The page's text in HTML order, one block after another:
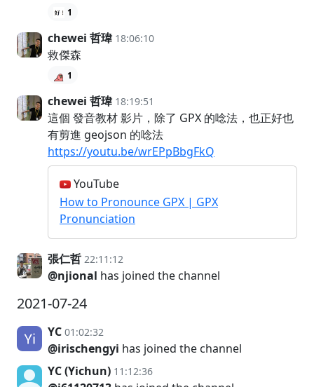
1
chewei 哲瑋 18:06:10
救傑森
1
chewei 哲瑋 18:19:51
這個 發音教材 影片，除了 GPX 的唸法，也正好也
有剪進 geojson 的唸法
https://youtu.be/wrEPpBbgFkQ
YouTube
How to Pronounce GPX | GPX
Pronunciation
張仁哲 22:11:12
@njional has joined the channel
2021-07-24
YC 01:02:32
@irischengyi has joined the channel
YC (Yichun) 11:12:36